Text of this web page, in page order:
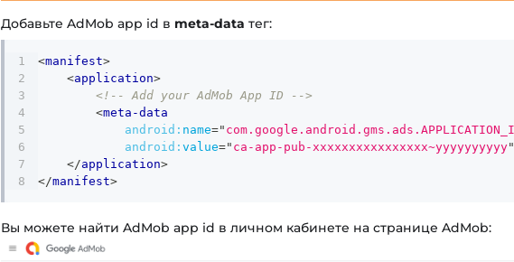
Добавьте AdMob app id в meta-data тег:
<manifest>
<application>
<!-- Add your AdMob App ID -->
<meta-data
android: name="
android: value=" ca-app-pub-xxxxxxxxxxxxxxxx~yyyyyyyyyy"
</application>
</manifest>
Вы можете найти AdMob app id в личном кабинете на странице AdMob: